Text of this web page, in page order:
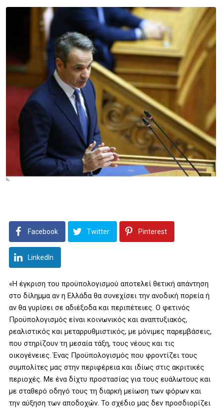
Facebook Twitter Pinterest
LinkedIn
«Η έγκριση του προϋπολογισμού αποτελεί θετική απάντηση
στο δίλημμα αν η Ελλάδα θα συνεχίσει την ανοδική πορεία ή
αν θα γυρίσει σε αδιέξοδα και περιπέτειες. Ο φετινός
Προϋπολογισμός είναι κοινωνικός και αναπτυξιακός,
ρεαλιστικός και μεταρρυθμιστικός, με μόνιμες παρεμβάσεις,
που στηρίζουν τη μεσαία τάξη, τους νέους και τις
οικογένειες. Ένας Προϋπολογισμός που φροντίζει τους
συμπολίτες μας στην περιφέρεια και ιδίως στις ακριτικές
περιοχές. Με ένα δίχτυ προστασίας για τους ευάλωτους και
με σταθερό οδηγό τους τη διαρκή μείωση των φόρων και
την αύξηση των αποδοχών. Το σχέδιο μας δεν προσδιορίζει